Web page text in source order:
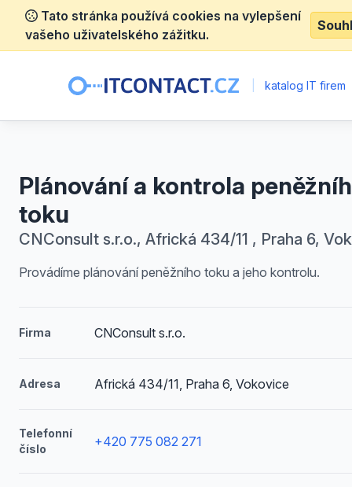
Tato stránka používá cookies na vylepšení
vašeho uživatelského zážitku.
katalog IT firem
Plánování a kontrola
toku
CNConsult s.r.o., Africká 434/11 , Praha 6,
Provádíme plánování peněžního toku a jeho kontrolu.
Firma CNConsult s.r.o.
Adresa Africká 434/11, Praha 6, Vokovice
Telefonní
číslo
+420 775 082 271